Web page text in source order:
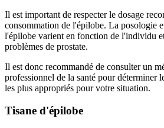
Il est important de respecter le dosage
consommation de l'épilobe. La posologie
l'épilobe varient en fonction de l'individu
problèmes de prostate.
Il est donc recommandé de consulter un
professionnel de la santé pour déterminer
les plus appropriés pour votre situation.
Tisane d'épilobe